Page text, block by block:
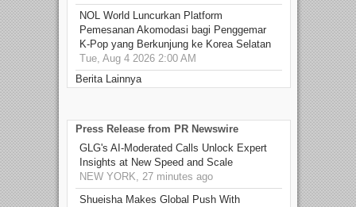
NOL World Luncurkan Platform
Pemesanan Akomodasi bagi Penggemar
K-Pop yang Berkunjung ke Korea Selatan
Tue, Aug 4 2026 2:00 AM
Berita Lainnya
Press Release from PR Newswire
GLG's AI-Moderated Calls Unlock Expert
Insights at New Speed and Scale
NEW YORK, 27 minutes ago
Shueisha Makes Global Push With